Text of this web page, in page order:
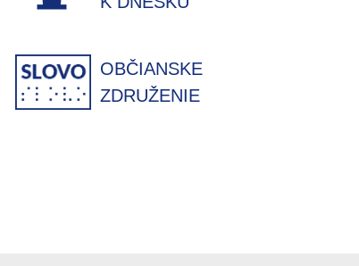
OBČIANSKE
ZDRUŽENIE